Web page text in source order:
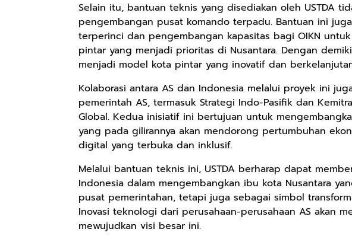
Selain itu, bantuan teknis yang disediakan oleh USTDA
pengembangan pusat komando terpadu. Bantuan ini
terperinci dan pengembangan kapasitas bagi OIKN
pintar yang menjadi prioritas di Nusantara. Dengan
menjadi model kota pintar yang inovatif dan
Kolaborasi antara AS dan Indonesia melalui proyek ini
pemerintah AS, termasuk Strategi Indo-Pasifik dan
Global. Kedua inisiatif ini bertujuan untuk
yang pada gilirannya akan mendorong pertumbuhan
digital yang terbuka dan inklusif.
Melalui bantuan teknis ini, USTDA berharap dapat
Indonesia dalam mengembangkan ibu kota Nusantara
pusat pemerintahan, tetapi juga sebagai simbol
Inovasi teknologi dari perusahaan-perusahaan AS akan
mewujudkan visi besar ini.
Rp74.092
Eboo Novel
KANTU': Budaya
Suku Dayak
Borneo
Google Book
Rp71.706
Ebook Vescovo
Motociclista –
Kisah Nyata
Uskup Giulio
di Kalimantan
Barat
Rp149.450
Ebook 100 Anak
Tambang
Indonesia box
Google Book